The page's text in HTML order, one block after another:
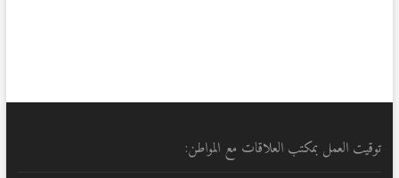
توقيت العمل بمكتب العلاقات مع المواطن: